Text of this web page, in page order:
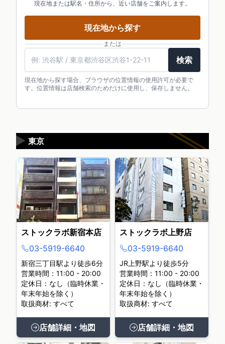
現在地または駅名・住所から、近い店舗をご案内します。
現在地から探す
または
検索
現在地から探す場合、ブラウザの位置情報の使用許可が必要で
す。位置情報は店舗検索のためだけに使用し、保存しません。
東京
▶
ストックラボ新宿本店
03-5919-6640
新宿三丁目駅より徒歩6分
営業時間：11:00 - 20:00
定休日：なし（臨時休業・
年末年始を除く）
取扱商材: すべて
店舗詳細・地図
ストックラボ上野店
03-5919-6640
JR上野駅より徒歩5分
営業時間：11:00 - 20:00
定休日：なし（臨時休業・
年末年始を除く）
取扱商材: すべて
店舗詳細・地図